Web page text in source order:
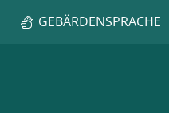
GEBÄRDENSPRACHE